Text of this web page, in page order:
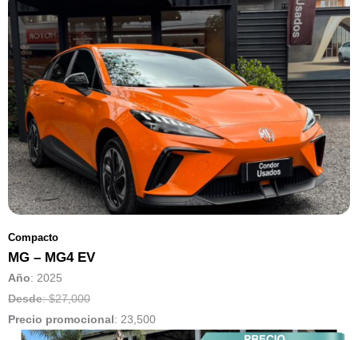
Compacto
MG – MG4 EV
Año: 2025
Desde: $27,000
Precio promocional: 23,500